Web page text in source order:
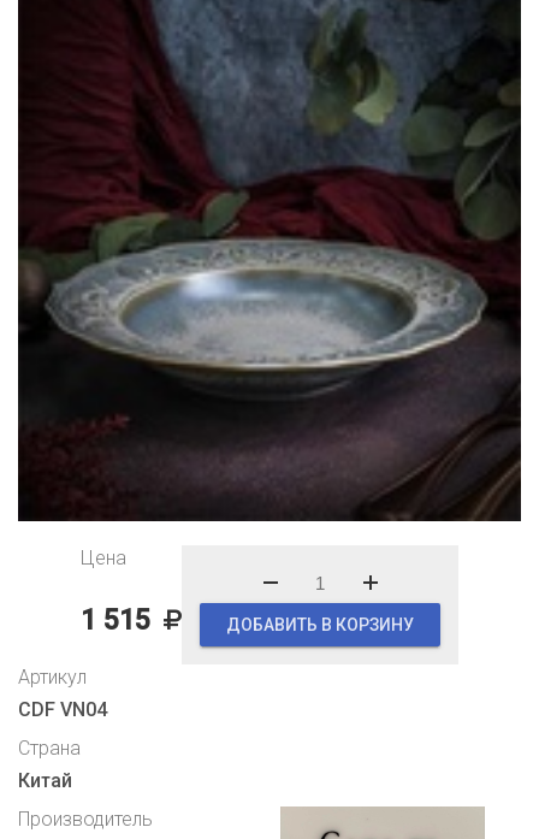
Цена
1 515 ДОБАВИТЬ В КОРЗИНУ
Артикул
CDF VN04
Страна
Китай
Производитель